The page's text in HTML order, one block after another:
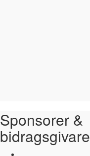
Sponsorer &
bidragsgivare